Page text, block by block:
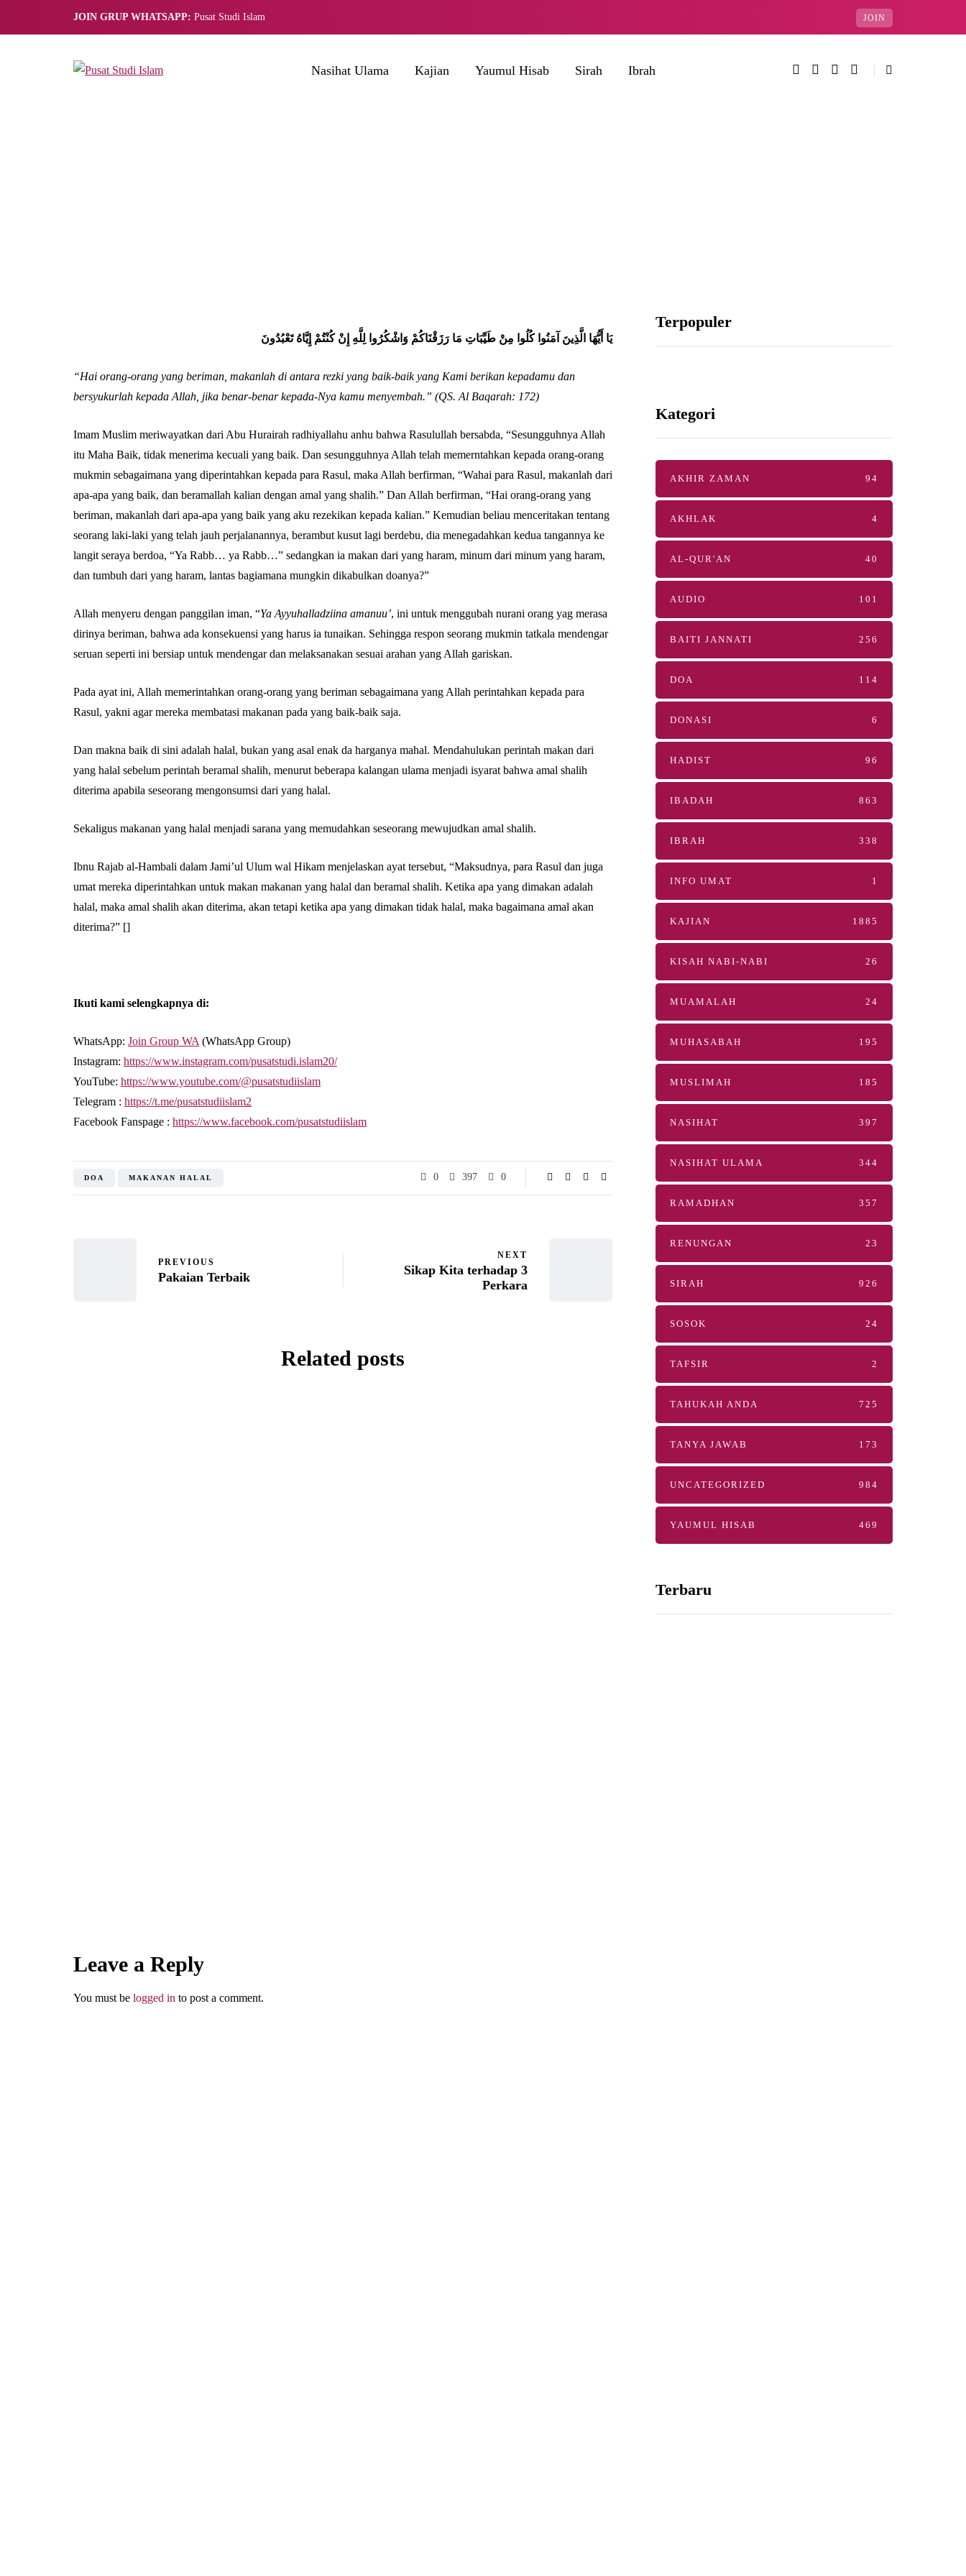
JOIN GRUP WHATSAPP: Pusat Studi Islam JOIN
Nasihat Ulama Kajian Yaumul Hisab Sirah Ibrah
Abu Umar
يَا أَيُّهَا الَّذِينَ آمَنُوا كُلُوا مِنْ طَيِّبَاتِ مَا رَزَقْنَاكُمْ وَاشْكُرُوا لِلَّهِ إِنْ كُنْتُمْ إِيَّاهُ تَعْبُدُونَ
“Hai orang-orang yang beriman, makanlah di antara rezki yang baik-baik yang Kami berikan kepadamu dan
bersyukurlah kepada Allah, jika benar-benar kepada-Nya kamu menyembah.” (QS. Al Baqarah: 172)
Imam Muslim meriwayatkan dari Abu Hurairah radhiyallahu anhu bahwa Rasulullah bersabda, “Sesungguhnya Allah
itu Maha Baik, tidak menerima kecuali yang baik. Dan sesungguhnya Allah telah memerntahkan kepada orang-orang
mukmin sebagaimana yang diperintahkan kepada para Rasul, maka Allah berfirman, “Wahai para Rasul, makanlah dari
apa-apa yang baik, dan beramallah kalian dengan amal yang shalih.” Dan Allah berfirman, “Hai orang-orang yang
beriman, makanlah dari apa-apa yang baik yang aku rezekikan kepada kalian.” Kemudian beliau menceritakan tentang
seorang laki-laki yang telah jauh perjalanannya, berambut kusut lagi berdebu, dia menegadahkan kedua tangannya ke
langit seraya berdoa, “Ya Rabb… ya Rabb…” sedangkan ia makan dari yang haram, minum dari minum yang haram,
dan tumbuh dari yang haram, lantas bagiamana mungkin dikabulkan doanya?”
Allah menyeru dengan panggilan iman, “Ya Ayyuhalladziina amanuu’, ini untuk menggubah nurani orang yag merasa
dirinya beriman, bahwa ada konsekuensi yang harus ia tunaikan. Sehingga respon seorang mukmin tatkala mendengar
seruan seperti ini bersiap untuk mendengar dan melaksanakan sesuai arahan yang Allah gariskan.
Pada ayat ini, Allah memerintahkan orang-orang yang beriman sebagaimana yang Allah perintahkan kepada para
Rasul, yakni agar mereka membatasi makanan pada yang baik-baik saja.
Dan makna baik di sini adalah halal, bukan yang asal enak da harganya mahal. Mendahulukan perintah makan dari
yang halal sebelum perintah beramal shalih, menurut beberapa kalangan ulama menjadi isyarat bahwa amal shalih
diterima apabila seseorang mengonsumsi dari yang halal.
Sekaligus makanan yang halal menjadi sarana yang memudahkan seseorang mewujudkan amal shalih.
Ibnu Rajab al-Hambali dalam Jami’ul Ulum wal Hikam menjelaskan ayat tersebut, “Maksudnya, para Rasul dan juga
umat mereka diperintahkan untuk makan makanan yang halal dan beramal shalih. Ketika apa yang dimakan adalah
halal, maka amal shalih akan diterima, akan tetapi ketika apa yang dimakan tidak halal, maka bagaimana amal akan
diterima?” []
Ikuti kami selengkapnya di:
WhatsApp: Join Group WA (WhatsApp Group)
Instagram: https://www.instagram.com/pusatstudi.islam20/
YouTube: https://www.youtube.com/@pusatstudiislam
Telegram : https://t.me/pusatstudiislam2
Facebook Fanspage : https://www.facebook.com/pusatstudiislam
DOA MAKANAN HALAL 0 397 0
PREVIOUS
Pakaian Terbaik
NEXT
Sikap Kita terhadap 3
Perkara
Related posts
Abu Umar
Leave a Reply
You must be logged in to post a comment.
Terpopuler
Kategori
AKHIR ZAMAN 94
AKHLAK 4
AL-QUR'AN 40
AUDIO 101
BAITI JANNATI 256
DOA 114
DONASI 6
HADIST 96
IBADAH 863
IBRAH 338
INFO UMAT 1
KAJIAN 1885
KISAH NABI-NABI 26
MUAMALAH 24
MUHASABAH 195
MUSLIMAH 185
NASIHAT 397
NASIHAT ULAMA 344
RAMADHAN 357
RENUNGAN 23
SIRAH 926
SOSOK 24
TAFSIR 2
TAHUKAH ANDA 725
TANYA JAWAB 173
UNCATEGORIZED 984
YAUMUL HISAB 469
Terbaru